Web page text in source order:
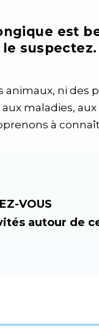
est
animaux, ni des
maladies,
à
VOUS
autour de